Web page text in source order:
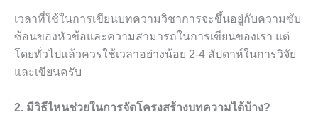
เวลาที่ใช้ในการเขียนบทความวิชาการจะขึ้นอยู่กับความซับ
ซ้อนของหัวข้อและความสามารถในการเขียนของเรา แต่
โดยทั่วไปแล้วควรใช้เวลาอย่างน้อย 2-4 สัปดาห์ในการวิจัย
และเขียนครับ
2. มีวิธีไหนช่วยในการจัดโครงสร้างบทความได้บ้าง?